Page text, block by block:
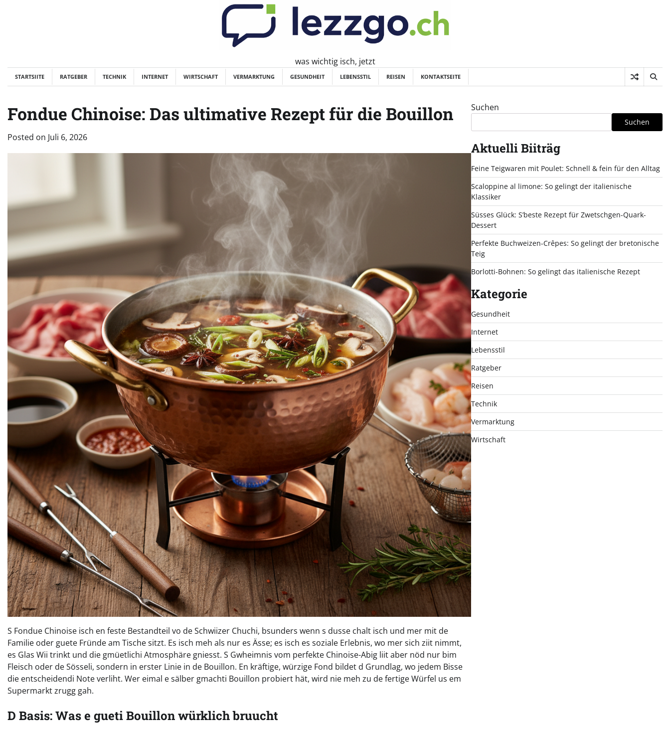
was wichtig isch, jetzt
STARTSIITE RATGEBER TECHNIK INTERNET WIRTSCHAFT VERMARKTUNG GESUNDHEIT LEBENSSTIL REISEN KONTAKTSEITE
Fondue Chinoise: Das ultimative Rezept für die Bouillon
Posted on Juli 6, 2026
S Fondue Chinoise isch en feste Bestandteil vo de Schwiizer Chuchi, bsunders wenn s dusse chalt isch und mer mit de
Familie oder guete Fründe am Tische sitzt. Es isch meh als nur es Ässe; es isch es soziale Erlebnis, wo mer sich ziit nimmt,
es Glas Wii trinkt und die gmüetlichi Atmosphäre gniesst. S Gwheimnis vom perfekte Chinoise-Abig liit aber nöd nur bim
Fleisch oder de Sösseli, sondern in erster Linie in de Bouillon. En kräftige, würzige Fond bildet d Grundlag, wo jedem Bisse
die entscheidendi Note verliht. Wer eimal e sälber gmachti Bouillon probiert hät, wird nie meh zu de fertige Würfel us em
Supermarkt zrugg gah.
D Basis: Was e gueti Bouillon würklich bruucht
Suchen
Suchen
Aktuelli Biiträg
Feine Teigwaren mit Poulet: Schnell & fein für den Alltag
Scaloppine al limone: So gelingt der italienische
Klassiker
Süsses Glück: S’beste Rezept für Zwetschgen-Quark-
Dessert
Perfekte Buchweizen-Crêpes: So gelingt der bretonische
Teig
Borlotti-Bohnen: So gelingt das italienische Rezept
Kategorie
Gesundheit
Internet
Lebensstil
Ratgeber
Reisen
Technik
Vermarktung
Wirtschaft